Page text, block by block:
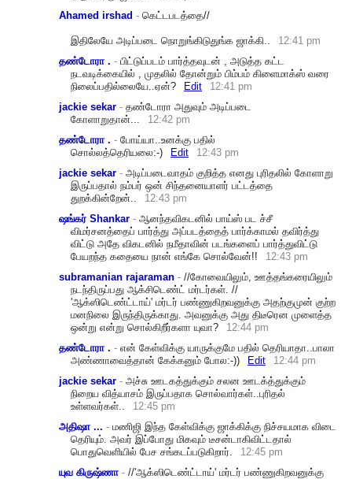
Ahamed irshad - கெட்டபடத்தை//
இதிலேயே அடிப்ப‌டை நொறுங்கிடுதுங்க‌ ஜாக்கி..
12:41 pm
தண்டோரா . - பிட்டுப்படம் பார்த்தவுடன் , அடுத்த கட்ட
நடவடிக்கையில் , முதலில் தோன்றும் பிம்பம் கிளைமாக்ஸ் வரை
நிலைப்பதில்லையே..ஏன்? Edit
12:41 pm
jackie sekar - தண்டோரா அதுவும் அடிப்படை
கோளாறுதான்...
12:42 pm
தண்டோரா . - போய்யா..உனக்கு பதில்
சொல்லத்தெரியலை:-)
Edit
12:43 pm
jackie sekar - அடிப்படைவாதம் குறித்த எனது புரிதலில் கோளாறு
இருப்பதால் நம்பர் ஒன் சிந்தனையாளர் பட்டத்தை
துறக்கின்றேன்..
12:43 pm
ஷங்கர் Shankar - ஆனந்தவிகடனில் பாய்ஸ் பட ச்சீ
விமர்சனத்தைப் பார்த்து அப்படத்தைத் பார்க்காமல் தவிர்த்து
விட்டு அதே விகடனில் நமீதாவின் படங்களைப் பார்த்துவிட்டு
பேயறந்த கதையை நான் எங்கே சொல்வேன்!!
12:43 pm
subramanian rajaraman - //கோவையிலும், ஊத்தங்கரையிலும்
நடந்திருப்பது ஆக்சிடெண்ட் மர்டர்கள். //
'ஆக்ஸிடெண்ட்டாய்' மர்டர் பண்ணுகிறவனுக்கு அதற்குமுன் குற்ற
மனநிலை இருந்திருக்காது. அவனுக்கு அது திடீரென முளைத்த
ஒன்று என்று சொல்கிறீர்களா யுவா?
12:44 pm
தண்டோரா . - என் கேள்விக்கு யாருக்குமே பதில் தெரியாதா..பாலா
அண்ணாவைத்தான் கேக்கனும் போல:-))
Edit
12:44 pm
jackie sekar - அச்சு ஊடகத்துக்கும் சலன ஊடக்த்துக்கும்
நிறைய வித்யாசம் இருப்பதாக சொல்வார்கள்..புரிதல்
உள்ளவர்கள்..
12:45 pm
அதிஷா ... - மணிஜி இந்த கேள்விக்கு ஜாக்கிக்கு நிச்சயமாக விடை
தெரியும். அவர் இப்போது மிகவும் டீசன்டாகிவிட்டதால்
பொதுவெளியில் பேச சங்கடப்படுகிறார்.
12:45 pm
யுவ கிருஷ்ணா - //'ஆக்ஸிடெண்ட்டாய்' மர்டர் பண்ணுகிறவனுக்கு